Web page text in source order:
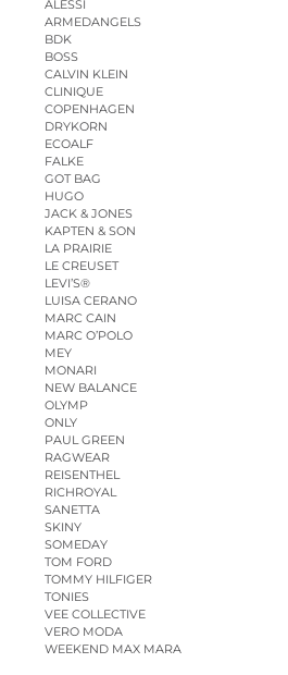
ALESSI
ARMEDANGELS
BDK
BOSS
CALVIN KLEIN
CLINIQUE
COPENHAGEN
DRYKORN
ECOALF
FALKE
GOT BAG
HUGO
JACK & JONES
KAPTEN & SON
LA PRAIRIE
LE CREUSET
LEVI’S®
LUISA CERANO
MARC CAIN
MARC O’POLO
MEY
MONARI
NEW BALANCE
OLYMP
ONLY
PAUL GREEN
RAGWEAR
REISENTHEL
RICHROYAL
SANETTA
SKINY
SOMEDAY
TOM FORD
TOMMY HILFIGER
TONIES
VEE COLLECTIVE
VERO MODA
WEEKEND MAX MARA